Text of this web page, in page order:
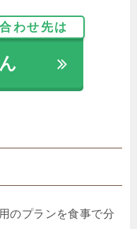
わせ先は
ん
のプランを食事で分